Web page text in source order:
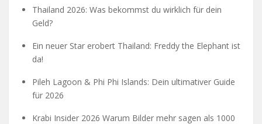
Thailand 2026: Was bekommst du wirklich für dein
Geld?
Ein neuer Star erobert Thailand: Freddy the Elephant ist
da!
Pileh Lagoon & Phi Phi Islands: Dein ultimativer Guide
für 2026
Krabi Insider 2026 Warum Bilder mehr sagen als 1000